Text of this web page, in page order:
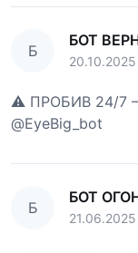
Б
БОТ
20.10.2025
⚠️ ПРОБИВ 24/7 —
@EyeBig_bot
Б
БОТ